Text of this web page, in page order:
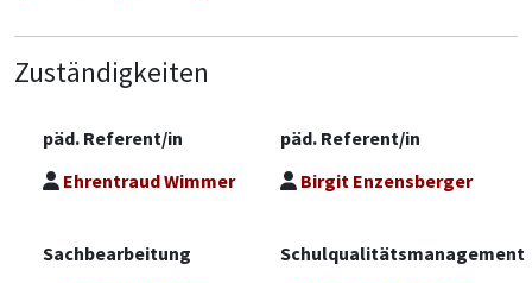
Zuständigkeiten
päd. Referent/in
Ehrentraud Wimmer
päd. Referent/in
Birgit Enzensberger
Sachbearbeitung
Schulqualitätsmanagement